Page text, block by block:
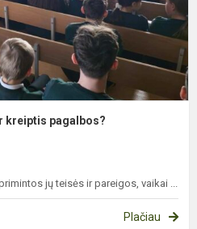
kreiptis pagalbos?
jų teisės ir pareigos, vaikai ...
Plačiau